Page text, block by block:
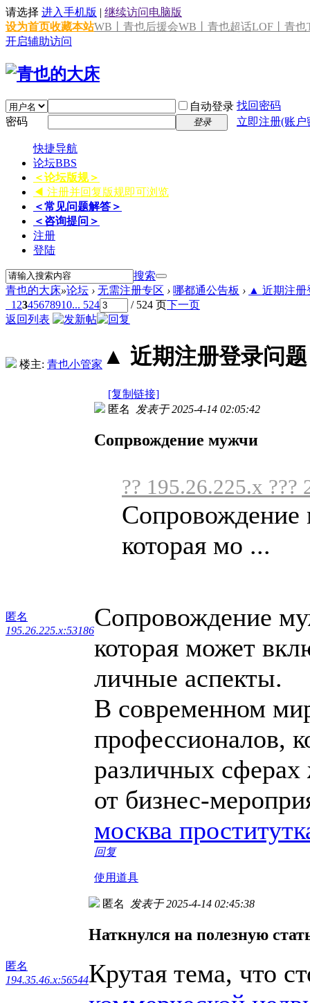
请选择 进入手机版 | 继续访问电脑版
设为首页收藏本站WB丨青也后援会WB丨青也超话LOF丨青也
开启辅助访问
自动登录 找回密码
密码
登录 立即注册(账
快捷导航
论坛BBS
＜论坛版规＞
◀ 注册并回复版规即可浏览
＜常见问题解答＞
＜咨询提问＞
注册
登陆
搜索
青也的大床»论坛 › 无需注册专区 › 哪都通公告板 › ▲ 近期注册
1 2345678910... 524 / 524 页下一页
返回列表
楼主: 青也小管家 ▲ 近期注册登录问题
[复制链接]
匿名
195.26.225.x:53186
匿名 发表于 2025-4-14 02:05:42
Сопрвождение мужчи
?? 195.26.225.x ???
Сопровождение
которая мо ...
Сопровождение
которая может
личные аспекты.
В современном
профессионалов,
различных
от бизнес-
москва
回复
使用道具
匿名
194.35.46.x:56544
匿名 发表于 2025-4-14 02:45:38
Наткнулся на полезную
Крутая тема, что